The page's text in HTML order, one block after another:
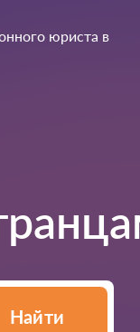
юриста в
Найти